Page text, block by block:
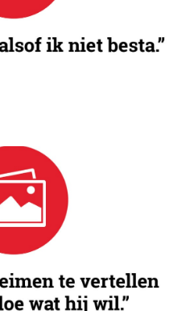
jouw behoeften,
of verlangens.
worden gebruikt als
de relatie.